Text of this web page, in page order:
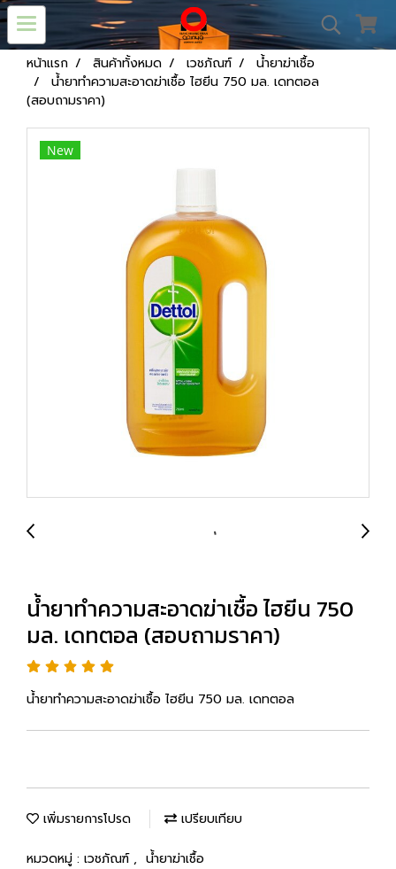
หน้าแรก สินค้าทั้งหมด เวชภัณฑ์
น้ำยาฆ่าเชื้อ
น้ำยาทำความสะอาดฆ่าเชื้อ ไฮยีน 750 มล. เดทตอล
(สอบถามราคา)
New
น้ำยาทำความสะอาดฆ่าเชื้อ ไฮยีน 750
มล. เดทตอล (สอบถามราคา)
น้ำยาทำความสะอาดฆ่าเชื้อ ไฮยีน 750 มล. เดทตอล
เพิ่มรายการโปรด เปรียบเทียบ
หมวดหมู่ : เวชภัณฑ์ , น้ำยาฆ่าเชื้อ